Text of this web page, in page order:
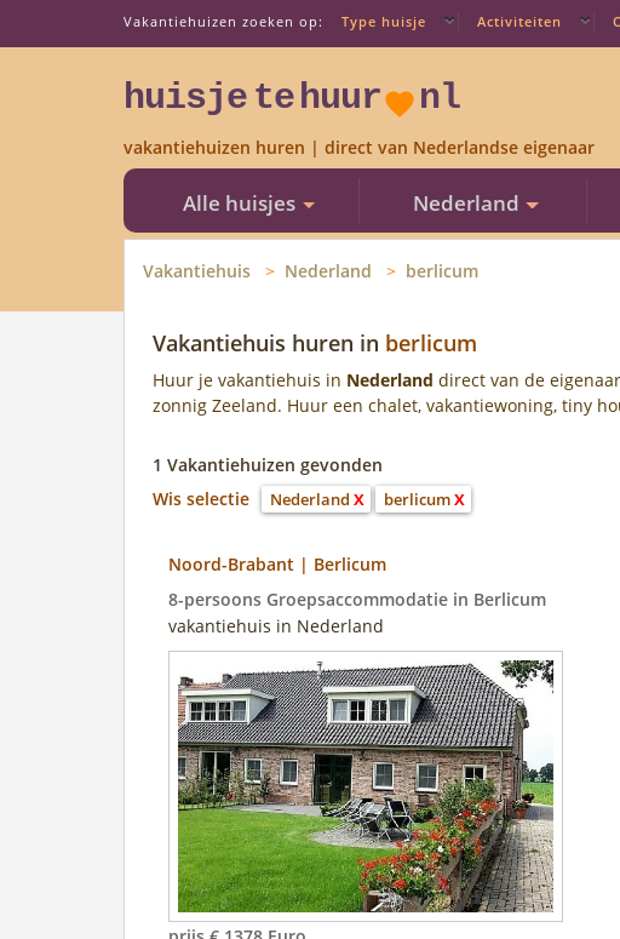
Vakantiehuizen zoeken op: Type huisje Activiteiten
huisje tehuur nl
vakantiehuizen huren | direct van Nederlandse eigenaar
Alle huisjes Nederland
Vakantiehuis Nederland berlicum
Vakantiehuis huren in berlicum
Huur je vakantiehuis in Nederland direct van de
zonnig Zeeland. Huur een chalet, vakantiewoning, tiny
1 Vakantiehuizen gevonden
Wis selectie
Nederland X berlicumX
Noord-Brabant | Berlicum
8-persoons Groepsaccommodatie in Berlicum
vakantiehuis in Nederland